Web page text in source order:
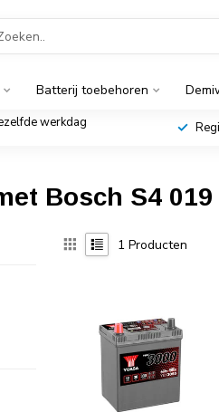
Batterij toebehoren
werkdag
Bosch S4 019
1 Producten